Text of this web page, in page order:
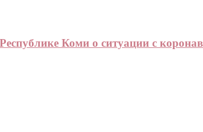
Коми о ситуации с